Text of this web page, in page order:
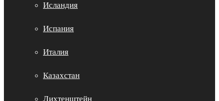
Исландия
Испания
Италия
Казахстан
Лихтенштейн